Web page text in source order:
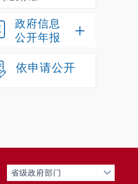
政府信息
公开年报
依申请公开
省级政府部门